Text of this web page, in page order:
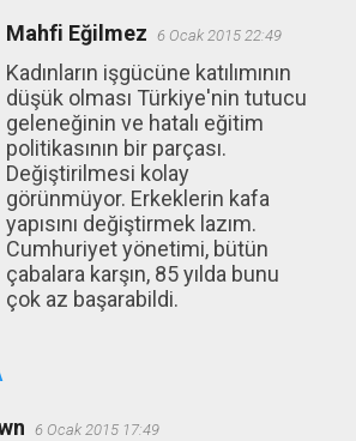
Mahfi Eğilmez 6 Ocak 2015 22:49
Kadınların işgücüne katılımının
düşük olması Türkiye'nin tutucu
geleneğinin ve hatalı eğitim
politikasının bir parçası.
Değiştirilmesi kolay
görünmüyor. Erkeklerin kafa
yapısını değiştirmek lazım.
Cumhuriyet yönetimi, bütün
çabalara karşın, 85 yılda bunu
çok az başarabildi.
6 Ocak 2015 17:49